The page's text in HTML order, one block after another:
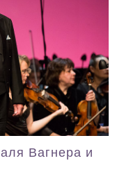
Вагнера и